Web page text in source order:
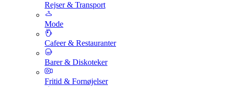
Rejser & Transport
Mode
Cafeer & Restauranter
Barer & Diskoteker
Fritid & Fornøjelser